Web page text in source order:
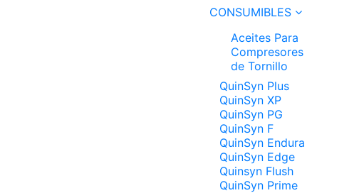
CONSUMIBLES
Aceites Para
Compresores
de Tornillo
QuinSyn Plus
QuinSyn XP
QuinSyn PG
QuinSyn F
QuinSyn Endura
QuinSyn Edge
Quinsyn Flush
QuinSyn Prime